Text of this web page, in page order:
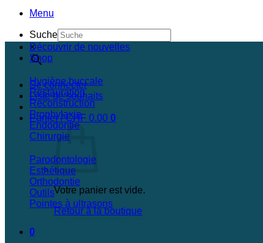
Menu
Suche
×
Se connecter
Liste de souhaits
Panier /CHF 0.00 0
Votre panier est vide.
Retour à la boutique
0
Découvrir de nouvelles
Shop
Hygiène buccale
Restauration
Reconstruction
Prophylaxie
Endodontie
Chirurgie
Parodontologie
Esthétique
Orthodontie
Outils
Pointes à ultrasons